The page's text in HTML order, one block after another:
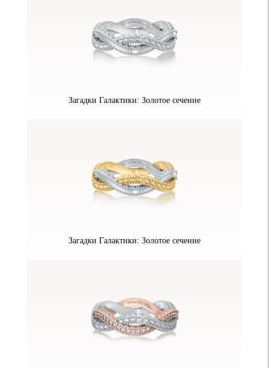
Загадки Галактики: Золотое сечение
Загадки Галактики: Золотое сечение